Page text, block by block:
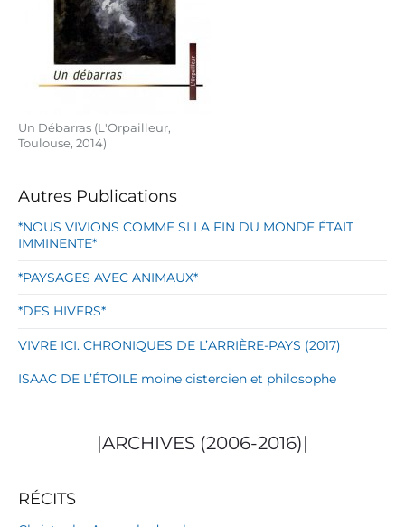
Un Débarras (L'Orpailleur,
Toulouse, 2014)
Autres Publications
*NOUS VIVIONS COMME SI LA FIN DU MONDE ÉTAIT
IMMINENTE*
*PAYSAGES AVEC ANIMAUX*
*DES HIVERS*
VIVRE ICI. CHRONIQUES DE L’ARRIÈRE-PAYS (2017)
ISAAC DE L’ÉTOILE moine cistercien et philosophe
|ARCHIVES (2006-2016)|
RÉCITS